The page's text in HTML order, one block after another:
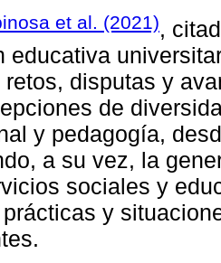
et al. (2021),
educativa
disputas y
de
y pedagogía,
a su vez, la
sociales y
y